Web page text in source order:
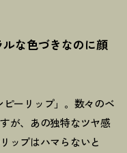
な色づきなのに顔
ーリップ」。数々のベ
が、あの独特なツヤ感
ップはハマらないと